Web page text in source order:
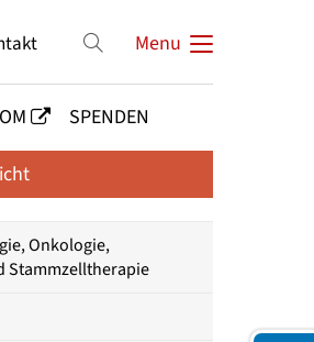
Menu
SPENDEN
Onkologie,
Stammzelltherapie